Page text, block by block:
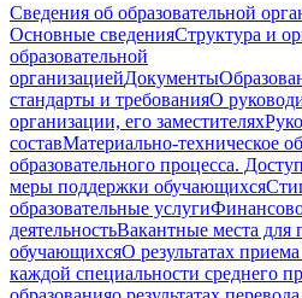
Сведения об образовательной
Основные сведенияСтруктура и
образовательной
организациейДокументы
стандарты и требованияО
организации, его заместителях
составМатериально-техническое
образовательного процесса.
меры поддержки обучающихся
образовательные услуги
деятельностьВакантные места для
обучающихсяО результатах
каждой специальности среднего